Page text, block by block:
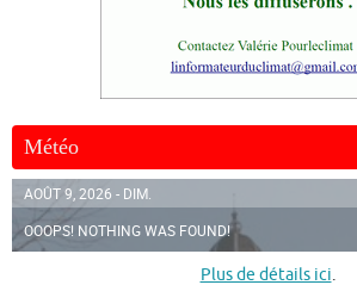
Météo
AOÛT 9, 2026 - DIM.
OOOPS! NOTHING WAS FOUND!
Plus de détails ici.